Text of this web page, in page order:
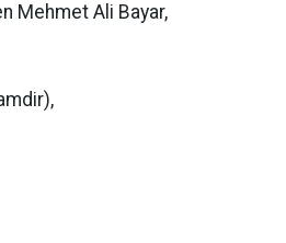
Mehmet Ali Bayar,